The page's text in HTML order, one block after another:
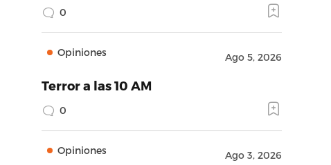
0
Opiniones Ago 5, 2026
Terror a las 10 AM
0
Opiniones Ago 3, 2026